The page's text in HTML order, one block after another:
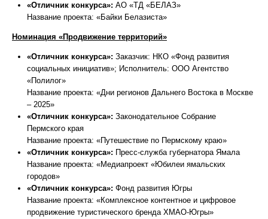
«Отличник конкурса»: АО «ТД «БЕЛАЗ»
Название проекта: «Байки Белазиста»
Номинация «Продвижение территорий»
«Отличник конкурса»: Заказчик: НКО «Фонд развития
социальных инициатив»; Исполнитель: ООО Агентство
«Полилог»
Название проекта: «Дни регионов Дальнего Востока в Москве
– 2025»
«Отличник конкурса»: Законодательное Собрание
Пермского края
Название проекта: «Путешествие по Пермскому краю»
«Отличник конкурса»: Пресс-служба губернатора Ямала
Название проекта: «Медиапроект «Юбилеи ямальских
городов»
«Отличник конкурса»: Фонд развития Югры
Название проекта: «Комплексное контентное и цифровое
продвижение туристического бренда ХМАО-Югры»